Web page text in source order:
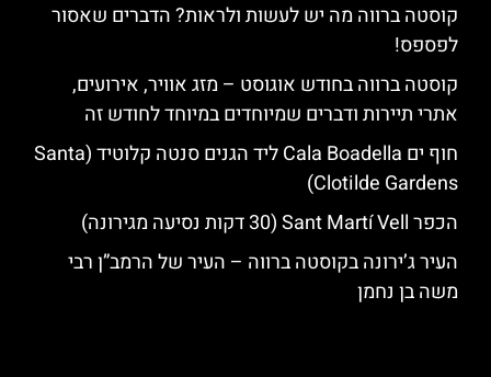
קוסטה ברווה מה יש לעשות ולראות? הדברים שאסור
לפספס!
קוסטה ברווה בחודש אוגוסט – מזג אוויר, אירועים,
אתרי תיירות ודברים שמיוחדים במיוחד לחודש זה
חוף ים Cala Boadella ליד הגנים סנטה קלוטיד (Santa
Clotilde Gardens)
הכפר Sant Martí Vell (30 דקות נסיעה מגירונה)
העיר ג’ירונה בקוסטה ברווה – העיר של הרמב”ן רבי
משה בן נחמן